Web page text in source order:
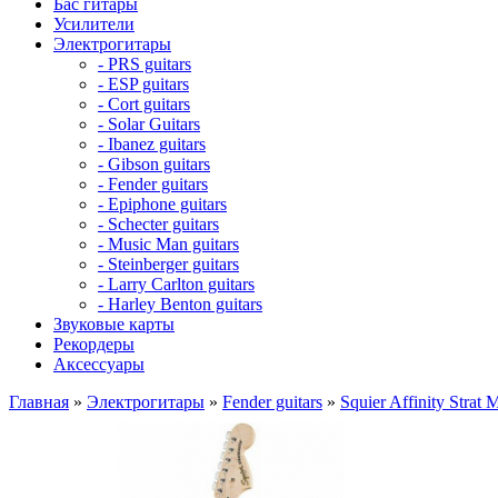
Бас гитары
Усилители
Электрогитары
- PRS guitars
- ESP guitars
- Cort guitars
- Solar Guitars
- Ibanez guitars
- Gibson guitars
- Fender guitars
- Epiphone guitars
- Schecter guitars
- Music Man guitars
- Steinberger guitars
- Larry Carlton guitars
- Harley Benton guitars
Звуковые карты
Рекордеры
Аксессуары
Главная » Электрогитары » Fender guitars » Squier Affinity Strat